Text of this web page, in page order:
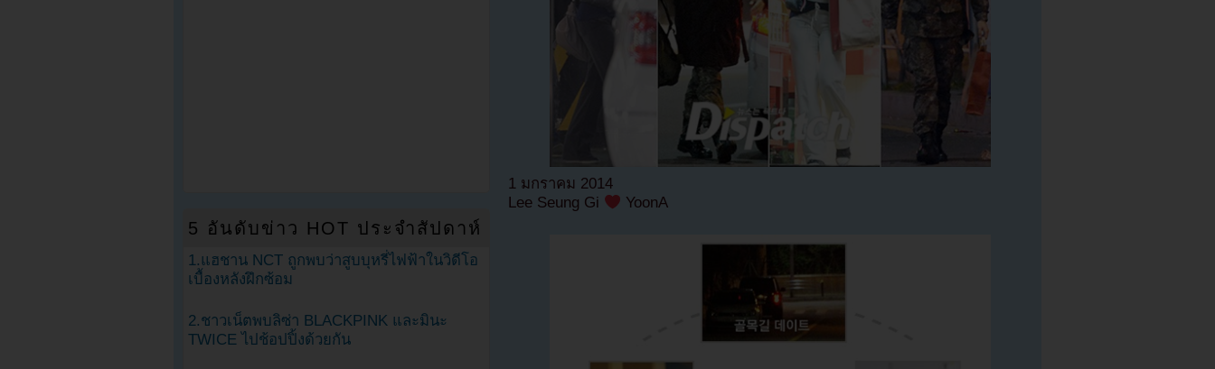
1 มกราคม 2014
Lee Seung Gi
YoonA
5 อันดับข่าว HOT ประจำสัปดาห์
1.แฮชาน NCT ถูกพบว่าสูบบุหรี่ไฟฟ้าในวิดีโอ
เบื้องหลังฝึกซ้อม
2.ชาวเน็ตพบลิซ่า BLACKPINK และมินะ
TWICE ไปช้อปปิ้งด้วยกัน